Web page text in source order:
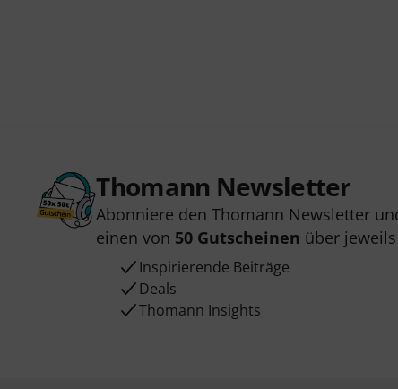
Thomann Newsletter
Abonniere den Thomann Newsletter
einen von 50 Gutscheinen über jeweils
Inspirierende Beiträge
Deals
Thomann Insights